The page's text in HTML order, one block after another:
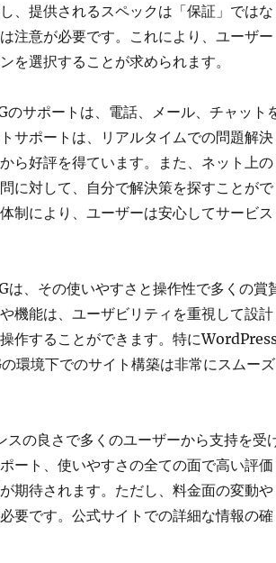
、提供されるスペックは「保証」ではな
注意が必要です。これにより、ユーザー
を選択することが求められます。
サポートは、電話、メール、チャット
サポートは、リアルタイムでの問題解決
ら好評を得ています。また、ネット上の
に対して、自分で解決策を探すことがで
制により、ユーザーは安心してサービス
、その使いやすさと操作性で多くの賞
機能は、ユーザビリティを重視して設計
作することができます。特に
環境下でのサイト構築は非常にスムーズ
の良さで多くのユーザーから支持を受
ート、使いやすさの全ての面で高い評価
期待されます。ただし、料金面の変動や
要です。公式サイトでの詳細な情報の確